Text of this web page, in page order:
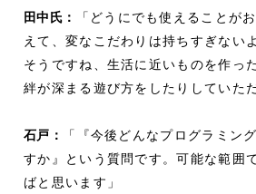
田中氏：
「どうにでも使えることが
えて、変なこだわりは持ちすぎない
そうですね、生活に近いものを作っ
絆が深まる遊び方をしたりしていた
石戸：
「『今後どんなプログラミン
すか』という質問です。可能な範囲
ばと思います」